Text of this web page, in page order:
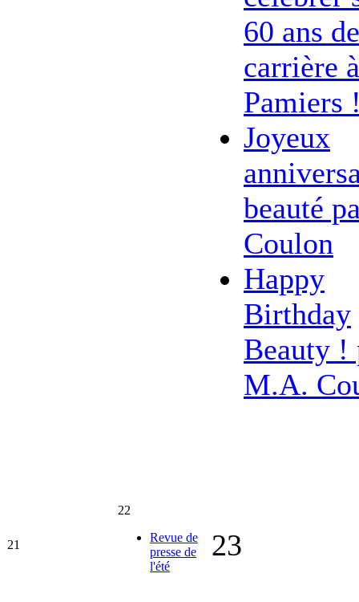
60 ans de
carrière à
Pamiers
Joyeux
beauté
Coulon
Happy
Birthday
Beauty !
M.A.
21
22
Revue de
presse de
l'été
23